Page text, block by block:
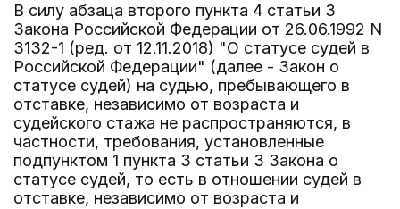
В силу абзаца второго пункта 4 статьи 3
Закона Российской Федерации от 26.06.1992 N
3132-1 (ред. от 12.11.2018) "О статусе судей в
Российской Федерации" (далее - Закон о
статусе судей) на судью, пребывающего в
отставке, независимо от возраста и
судейского стажа не распространяются, в
частности, требования, установленные
подпунктом 1 пункта 3 статьи 3 Закона о
статусе судей, то есть в отношении судей в
отставке, независимо от возраста и